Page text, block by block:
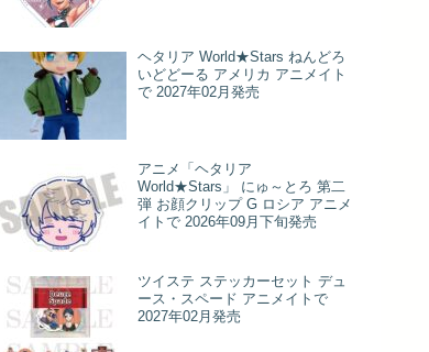
ヘタリア World★Stars ねんどろ
いどどーる アメリカ アニメイト
で 2027年02月発売
アニメ「ヘタリア
World★Stars」 にゅ～とろ 第二
弾 お顔クリップ G ロシア アニメ
イトで 2026年09月下旬発売
ツイステ ステッカーセット デュ
ース・スペード アニメイトで
2027年02月発売